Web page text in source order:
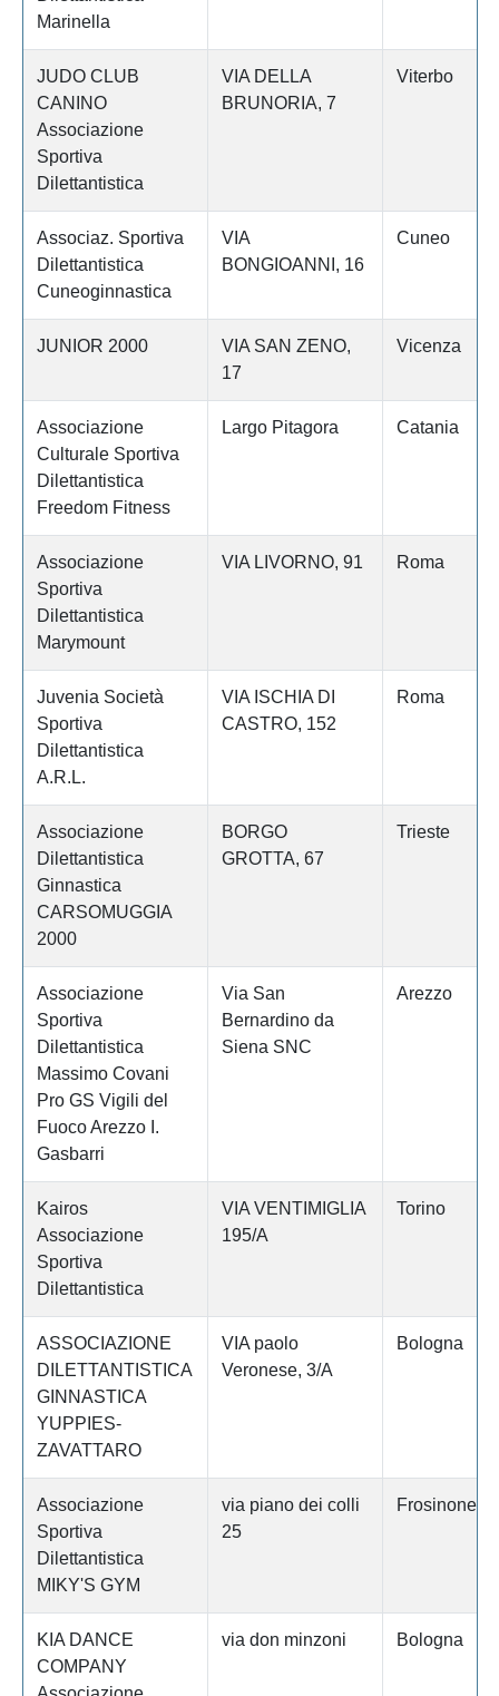
Marinella
JUDO CLUB
CANINO
Associazione
Sportiva
Dilettantistica
VIA DELLA
BRUNORIA, 7
Viterbo
Associaz. Sportiva
Dilettantistica
Cuneoginnastica
VIA
BONGIOANNI, 16
Cuneo
JUNIOR 2000
VIA SAN ZENO,
17
Vicenza
Associazione
Culturale Sportiva
Dilettantistica
Freedom Fitness
Largo Pitagora Catania
Associazione
Sportiva
Dilettantistica
Marymount
VIA LIVORNO, 91 Roma
Juvenia Società
Sportiva
Dilettantistica
A.R.L.
VIA ISCHIA DI
CASTRO, 152
Roma
Associazione
Dilettantistica
Ginnastica
CARSOMUGGIA
2000
BORGO
GROTTA, 67
Trieste
Associazione
Sportiva
Dilettantistica
Massimo Covani
Pro GS Vigili del
Fuoco Arezzo I.
Gasbarri
Via San
Bernardino da
Siena SNC
Arezzo
Kairos
Associazione
Sportiva
Dilettantistica
VIA VENTIMIGLIA
195/A
Torino
ASSOCIAZIONE
DILETTANTISTICA
GINNASTICA
YUPPIES-
ZAVATTARO
VIA paolo
Veronese, 3/A
Bologna
Associazione
Sportiva
Dilettantistica
MIKY'S GYM
via piano dei colli
25
Frosinone
KIA DANCE
COMPANY
via don minzoni Bologna